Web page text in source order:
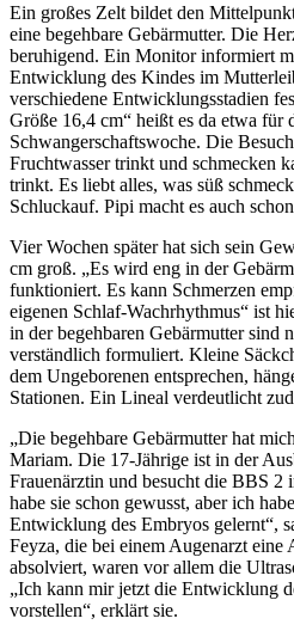
Ein großes Zelt bildet den
eine begehbare Gebärmutter. Die
beruhigend. Ein Monitor informiert
Entwicklung des Kindes im
verschiedene Entwicklungsstadien
Größe 16,4 cm“ heißt es da etwa für
Schwangerschaftswoche. Die
Fruchtwasser trinkt und schmecken
trinkt. Es liebt alles, was süß
Schluckauf. Pipi macht es auch
Vier Wochen später hat sich sein
cm groß. „Es wird eng in der
funktioniert. Es kann Schmerzen
eigenen Schlaf-Wachrhythmus“ ist
in der begehbaren Gebärmutter sind
verständlich formuliert. Kleine
dem Ungeborenen entsprechen,
Stationen. Ein Lineal verdeutlicht
„Die begehbare Gebärmutter hat
Mariam. Die 17-Jährige ist in der
Frauenärztin und besucht die BBS 2
habe sie schon gewusst, aber ich
Entwicklung des Embryos gelernt“,
Feyza, die bei einem Augenarzt
absolviert, waren vor allem die
„Ich kann mir jetzt die Entwicklung
vorstellen“, erklärt sie.